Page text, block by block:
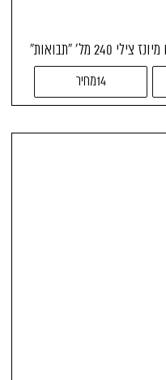
מל' "תבואות"
14מחיר